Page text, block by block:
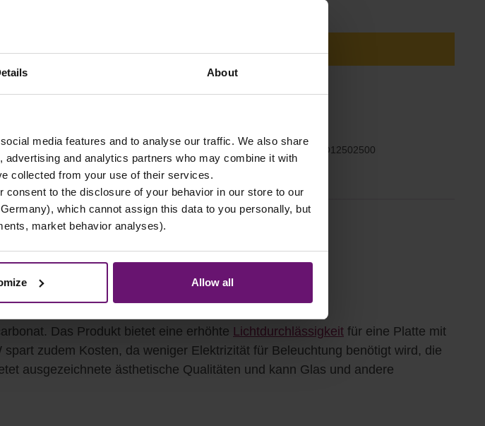
About
media features and to analyse our traffic. We also share
and analytics partners who may combine it with
collected from your use of their services.
to the disclosure of your behavior in our store to our
which cannot assign this data to you personally, but
market behavior analyses).
Allow all
Produkt Anzahl: Gib den gewünschten Wert ein
Zum Merkzettel hinzufügen PCX32O12502500
Das Produkt bietet eine erhöhte Lichtdurchlässigkeit für eine Platte mit
zudem Kosten, da weniger Elektrizität für Beleuchtung benötigt wird, die
ausgezeichnete ästhetische Qualitäten und kann Glas und andere